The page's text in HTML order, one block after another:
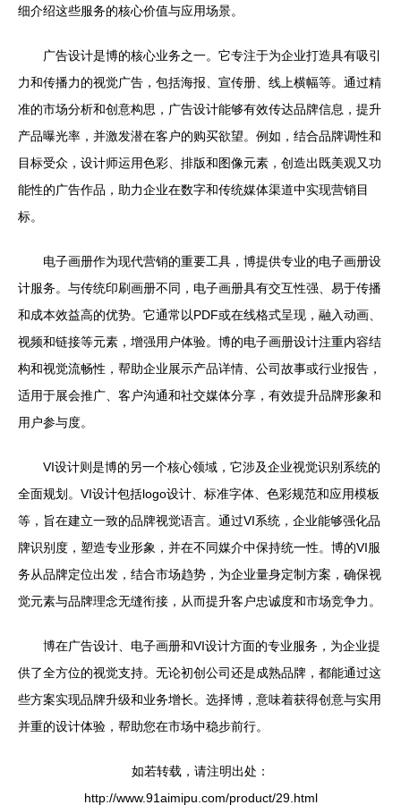
细介绍这些服务的核心价值与应用场景。
广告设计是博的核心业务之一。它专注于为企业打造具有吸引
力和传播力的视觉广告，包括海报、宣传册、线上横幅等。通过精
准的市场分析和创意构思，广告设计能够有效传达品牌信息，提升
产品曝光率，并激发潜在客户的购买欲望。例如，结合品牌调性和
目标受众，设计师运用色彩、排版和图像元素，创造出既美观又功
能性的广告作品，助力企业在数字和传统媒体渠道中实现营销目
标。
电子画册作为现代营销的重要工具，博提供专业的电子画册设
计服务。与传统印刷画册不同，电子画册具有交互性强、易于传播
和成本效益高的优势。它通常以PDF或在线格式呈现，融入动画、
视频和链接等元素，增强用户体验。博的电子画册设计注重内容结
构和视觉流畅性，帮助企业展示产品详情、公司故事或行业报告，
适用于展会推广、客户沟通和社交媒体分享，有效提升品牌形象和
用户参与度。
VI设计则是博的另一个核心领域，它涉及企业视觉识别系统的
全面规划。VI设计包括logo设计、标准字体、色彩规范和应用模板
等，旨在建立一致的品牌视觉语言。通过VI系统，企业能够强化品
牌识别度，塑造专业形象，并在不同媒介中保持统一性。博的VI服
务从品牌定位出发，结合市场趋势，为企业量身定制方案，确保视
觉元素与品牌理念无缝衔接，从而提升客户忠诚度和市场竞争力。
博在广告设计、电子画册和VI设计方面的专业服务，为企业提
供了全方位的视觉支持。无论初创公司还是成熟品牌，都能通过这
些方案实现品牌升级和业务增长。选择博，意味着获得创意与实用
并重的设计体验，帮助您在市场中稳步前行。
如若转载，请注明出处：
http://www.91aimipu.com/product/29.html